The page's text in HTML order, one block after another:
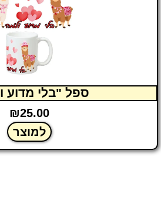
ספל "בלי מדוע
₪25.00
למוצר